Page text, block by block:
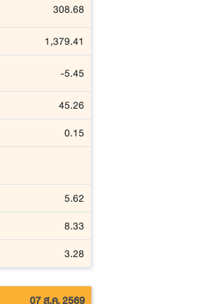
308.68
1,379.41
-5.45
45.26
0.15
5.62
8.33
3.28
07 ส.ค. 2569